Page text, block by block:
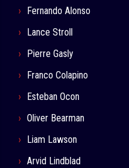
Fernando Alonso
Lance Stroll
Pierre Gasly
Franco Colapino
Esteban Ocon
Oliver Bearman
Liam Lawson
Arvid Lindblad